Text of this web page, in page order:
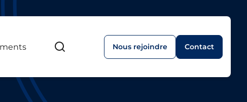
Nous rejoindre Contact